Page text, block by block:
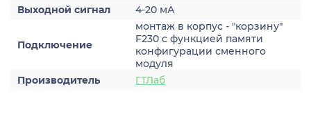
Выходной сигнал
4-20 мА
Подключение
монтаж в корпус - "корзину"
F230 с функцией памяти
конфигурации сменного
модуля
Производитель
ГТЛаб